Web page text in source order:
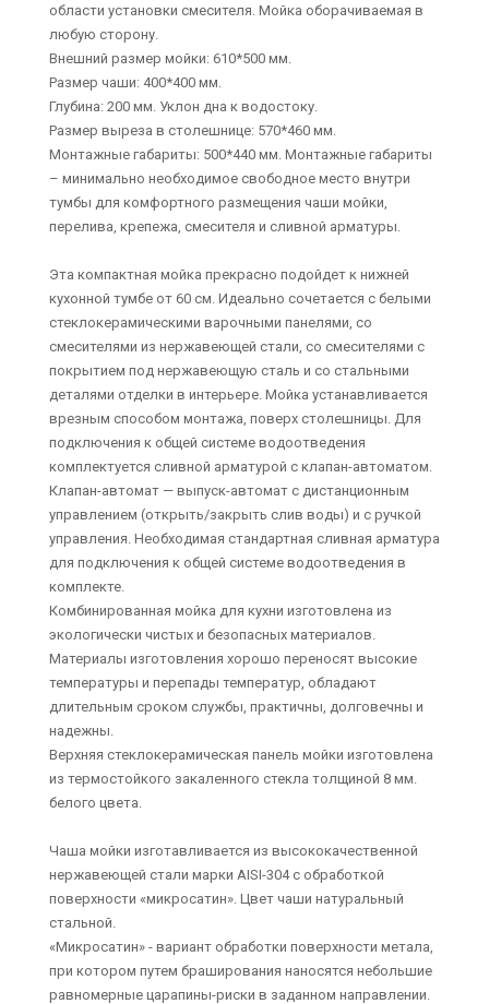
области установки смесителя. Мойка оборачиваемая в
любую сторону.
Внешний размер мойки: 610*500 мм.
Размер чаши: 400*400 мм.
Глубина: 200 мм. Уклон дна к водостоку.
Размер выреза в столешнице: 570*460 мм.
Монтажные габариты: 500*440 мм. Монтажные габариты
– минимально необходимое свободное место внутри
тумбы для комфортного размещения чаши мойки,
перелива, крепежа, смесителя и сливной арматуры.
Эта компактная мойка прекрасно подойдет к нижней
кухонной тумбе от 60 см. Идеально сочетается с белыми
стеклокерамическими варочными панелями, со
смесителями из нержавеющей стали, со смесителями с
покрытием под нержавеющую сталь и со стальными
деталями отделки в интерьере. Мойка устанавливается
врезным способом монтажа, поверх столешницы. Для
подключения к общей системе водоотведения
комплектуется сливной арматурой с клапан-автоматом.
Клапан-автомат — выпуск-автомат с дистанционным
управлением (открыть/закрыть слив воды) и с ручкой
управления. Необходимая стандартная сливная арматура
для подключения к общей системе водоотведения в
комплекте.
Комбинированная мойка для кухни изготовлена из
экологически чистых и безопасных материалов.
Материалы изготовления хорошо переносят высокие
температуры и перепады температур, обладают
длительным сроком службы, практичны, долговечны и
надежны.
Верхняя стеклокерамическая панель мойки изготовлена
из термостойкого закаленного стекла толщиной 8 мм.
белого цвета.
Чаша мойки изготавливается из высококачественной
нержавеющей стали марки AISI-304 с обработкой
поверхности «микросатин». Цвет чаши натуральный
стальной.
«Микросатин» - вариант обработки поверхности метала,
при котором путем браширования наносятся небольшие
равномерные царапины-риски в заданном направлении.